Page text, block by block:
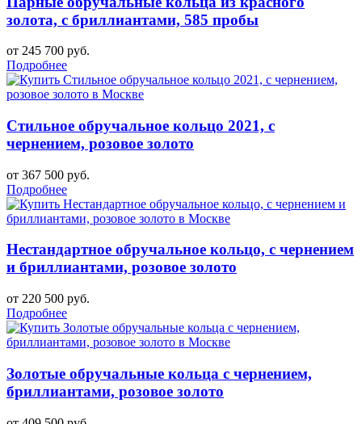
золота, с бриллиантами, 585 пробы
от 245 700 руб.
Подробнее
Стильное обручальное кольцо 2021, с
чернением, розовое золото
от 367 500 руб.
Подробнее
Нестандартное обручальное кольцо, с чернением
и бриллиантами, розовое золото
от 220 500 руб.
Подробнее
Золотые обручальные кольца с чернением,
бриллиантами, розовое золото